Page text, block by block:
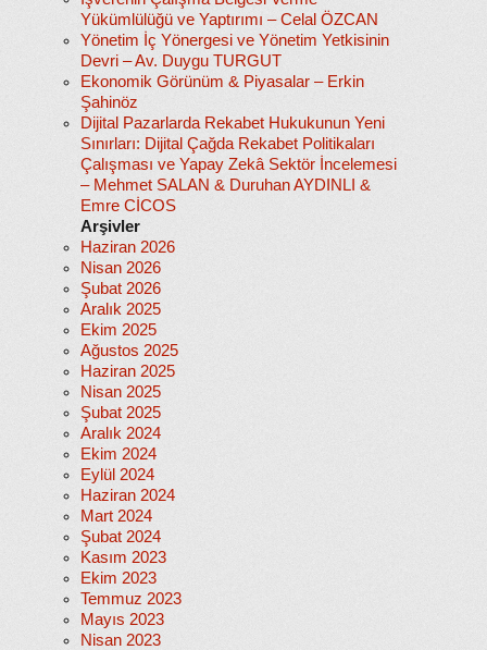
Yükümlülüğü ve Yaptırımı – Celal ÖZCAN
Yönetim İç Yönergesi ve Yönetim Yetkisinin
Devri – Av. Duygu TURGUT
Ekonomik Görünüm & Piyasalar – Erkin
Şahinöz
Dijital Pazarlarda Rekabet Hukukunun Yeni
Sınırları: Dijital Çağda Rekabet Politikaları
Çalışması ve Yapay Zekâ Sektör İncelemesi
– Mehmet SALAN & Duruhan AYDINLI &
Emre CİCOS
Arşivler
Haziran 2026
Nisan 2026
Şubat 2026
Aralık 2025
Ekim 2025
Ağustos 2025
Haziran 2025
Nisan 2025
Şubat 2025
Aralık 2024
Ekim 2024
Eylül 2024
Haziran 2024
Mart 2024
Şubat 2024
Kasım 2023
Ekim 2023
Temmuz 2023
Mayıs 2023
Nisan 2023